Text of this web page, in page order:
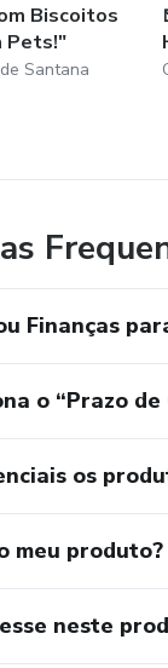
Biscoitos
Pets!"
Santana
Finanças
o “Prazo
os
meu produto?
neste